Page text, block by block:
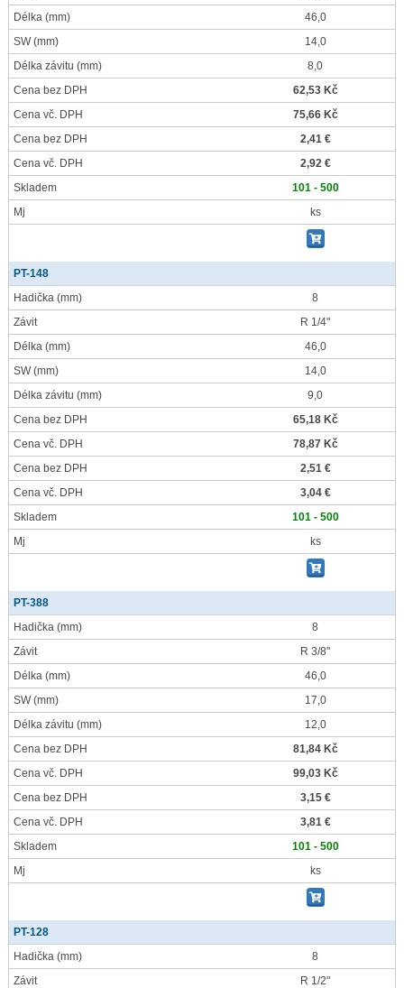
Délka (mm)
46,0
SW(mm)
14,0
Délka závitu (mm)
8,0
Cena bez DPH
62,53 Kč
Cena vč. DPH
75,66 Kč
Cena bez DPH
2,41 €
Cena vč. DPH
2,92 €
Skladem
101 - 500
Mj
ks
PT-148
Hadička (mm)
8
Závit
R 1/4"
Délka (mm)
46,0
SW(mm)
14,0
Délka závitu (mm)
9,0
Cena bez DPH
65,18 Kč
Cena vč. DPH
78,87 Kč
Cena bez DPH
2,51 €
Cena vč. DPH
3,04 €
Skladem
101 - 500
Mj
ks
PT-388
Hadička (mm)
8
Závit
R 3/8"
Délka (mm)
46,0
SW(mm)
17,0
Délka závitu (mm)
12,0
Cena bez DPH
81,84 Kč
Cena vč. DPH
99,03 Kč
Cena bez DPH
3,15 €
Cena vč. DPH
3,81 €
Skladem
101 - 500
Mj
ks
PT-128
Hadička (mm)
8
Závit
R 1/2"